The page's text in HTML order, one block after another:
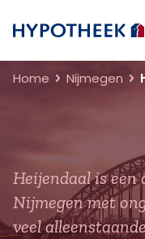
Terug naar home
Home Nijmegen
Heijendaal is
Nijmegen met
veel